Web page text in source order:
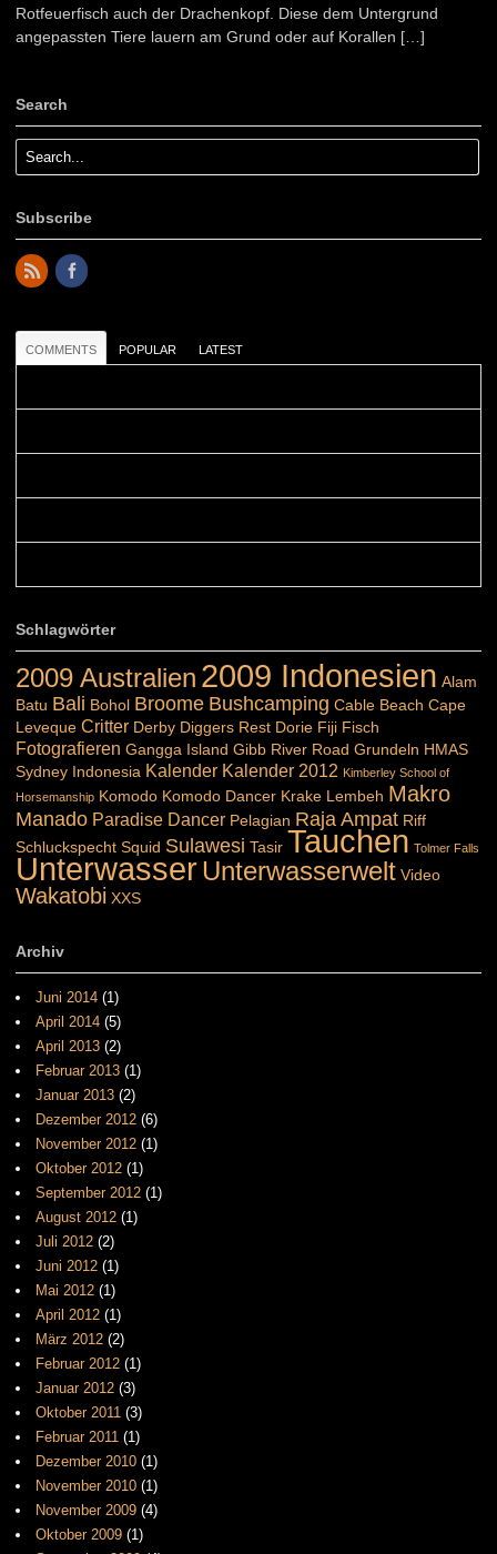
Rotfeuerfisch auch der Drachenkopf. Diese dem Untergrund
angepassten Tiere lauern am Grund oder auf Korallen […]
Search
Subscribe
COMMENTS POPULAR LATEST
Schlagwörter
2009 Australien 2009 Indonesien Alam
Batu Bali Bohol Broome Bushcamping Cable Beach Cape
Leveque Critter Derby Diggers Rest Dorie Fiji Fisch
Fotografieren Gangga Island Gibb River Road Grundeln HMAS
Sydney Indonesia Kalender Kalender 2012 Kimberley School of
Horsemanship Komodo Komodo Dancer Krake Lembeh Makro
Manado Paradise Dancer Pelagian Raja Ampat Riff
Schluckspecht Squid Sulawesi Tasir Tauchen Tolmer Falls
UnterwasserUnterwasserwelt Video
Wakatobi XXS
Archiv
Juni 2014 (1)
April 2014 (5)
April 2013 (2)
Februar 2013 (1)
Januar 2013 (2)
Dezember 2012 (6)
November 2012 (1)
Oktober 2012 (1)
September 2012 (1)
August 2012 (1)
Juli 2012 (2)
Juni 2012 (1)
Mai 2012 (1)
April 2012 (1)
März 2012 (2)
Februar 2012 (1)
Januar 2012 (3)
Oktober 2011 (3)
Februar 2011 (1)
Dezember 2010 (1)
November 2010 (1)
November 2009 (4)
Oktober 2009 (1)